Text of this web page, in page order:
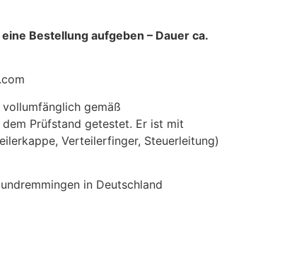
Bestellung aufgeben – Dauer ca.
gemäß
Prüfstand getestet. Er ist mit
Verteilerfinger, Steuerleitung)
in Deutschland